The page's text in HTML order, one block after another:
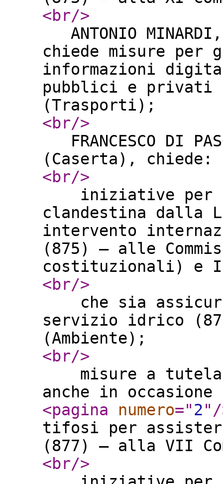
<br/>
ANTONIO
chiede misure per
informazioni
pubblici e privati
(Trasporti);
<br/>
FRANCESCO DI
(Caserta),
<br/>
iniziative per
clandestina dalla
intervento
(875) – alle
costituzionali)
<br/>
che sia
servizio idrico
(Ambiente);
<br/>
misure a tutela
anche in
<pagina
numero="2" /
tifosi per
(877) – alla VII
<br/>